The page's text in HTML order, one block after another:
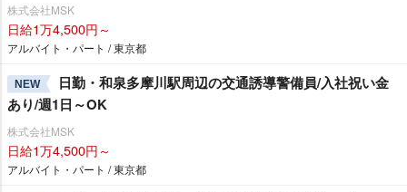
株式会社MSK
日給1万4,500円～
アルバイト・パート / 東京都
NEW
日勤・和泉多摩川駅周辺の交通誘導警備員/入社祝い金
あり/週1日～OK
株式会社MSK
日給1万4,500円～
アルバイト・パート / 東京都